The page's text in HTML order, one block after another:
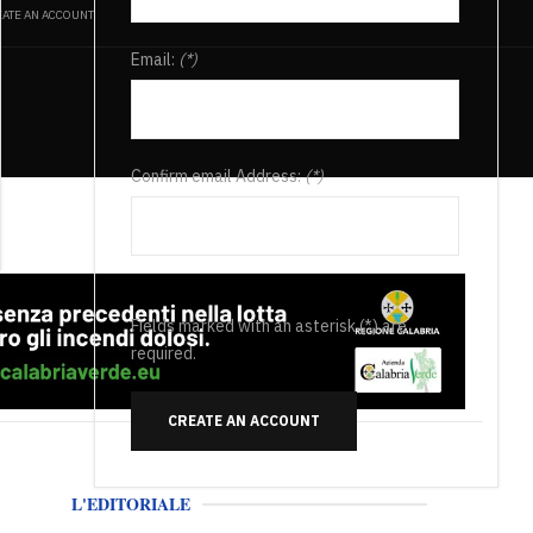
AN ACCOUNT
Email: (*)
Confirm email Address:(*)
Fields marked with an asterisk (*) are
required.
CREATE AN ACCOUNT
L'EDITORIALE